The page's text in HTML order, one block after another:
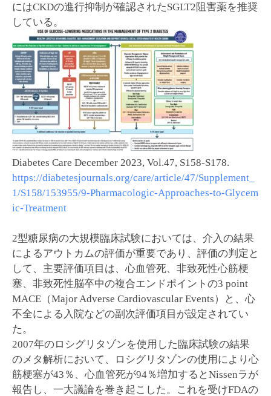
にはCKDの進行抑制が確認されたSGLT2阻害薬を推奨
している。
Diabetes Care December 2023, Vol.47, S158-S178.
https://diabetesjournals.org/care/article/47/Supplement_
1/S158/153955/9-Pharmacologic-Approaches-to-Glycem
ic-Treatment
2型糖尿病の大規模臨床試験においては、介入の結果
によるアウトカムの評価が重要であり、評価の判定と
して、主要評価項目は、心血管死、非致死性心筋梗
塞、非致死性脳卒中の複合エンドポイントの3 point
MACE（Major Adverse Cardiovascular Events）と、心
不全による入院などの副次評価項目が設定されてい
た。
2007年のロシグリタゾンを使用した臨床試験の結果
のメタ解析において、ロシグリタゾンの使用により心
筋梗塞が43％、心血管死が94％増加するとNissenラが
報告し、一大議論を巻き起こした。これを受けFDAの